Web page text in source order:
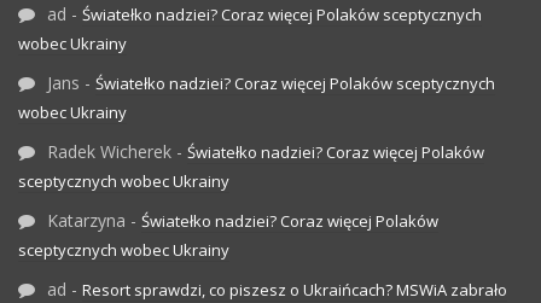
ad - Światełko nadziei? Coraz więcej Polaków sceptycznych
wobec Ukrainy
Jans - Światełko nadziei? Coraz więcej Polaków sceptycznych
wobec Ukrainy
Radek Wicherek - Światełko nadziei? Coraz więcej Polaków
sceptycznych wobec Ukrainy
Katarzyna - Światełko nadziei? Coraz więcej Polaków
sceptycznych wobec Ukrainy
ad - Resort sprawdzi, co piszesz o Ukraińcach? MSWiA zabrało